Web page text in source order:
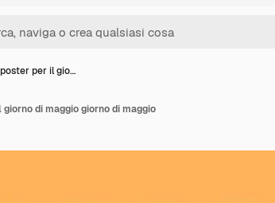
per il gio…
di maggio giorno di maggio